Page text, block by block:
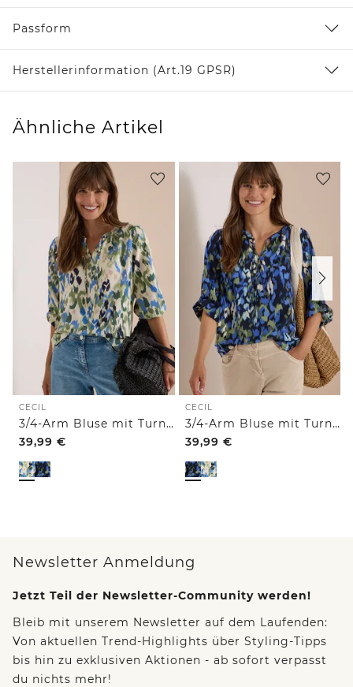
Passform
Herstellerinformation (Art.19 GPSR)
Ähnliche Artikel
CECIL
3/4-Arm Bluse mit Turn-Up und Print
39,99 €
CECIL
3/4-Arm Bluse mit Turn-Up und Print
39,99 €
Newsletter Anmeldung
Jetzt Teil der Newsletter-Community werden!
Bleib mit unserem Newsletter auf dem Laufenden:
Von aktuellen Trend-Highlights über Styling-Tipps
bis hin zu exklusiven Aktionen - ab sofort verpasst
du nichts mehr!